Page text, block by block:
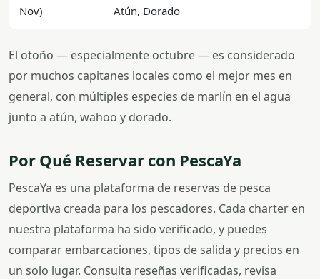
Nov)
Atún, Dorado
El otoño — especialmente octubre — es considerado
por muchos capitanes locales como el mejor mes en
general, con múltiples especies de marlín en el agua
junto a atún, wahoo y dorado.
Por Qué Reservar con PescaYa
PescaYa es una plataforma de reservas de pesca
deportiva creada para los pescadores. Cada charter en
nuestra plataforma ha sido verificado, y puedes
comparar embarcaciones, tipos de salida y precios en
un solo lugar. Consulta reseñas verificadas, revisa